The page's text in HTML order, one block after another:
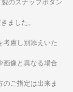
のスナップボタン
ました。
慮し別添えいた
画像と異なる場合
ご指定は出来ま